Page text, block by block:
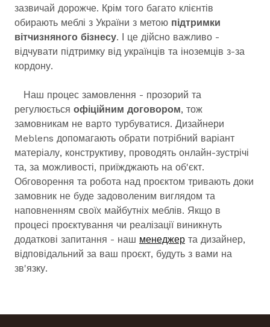
зазвичай дорожче. Крім того багато клієнтів
обирають меблі з України з метою підтримки
вітчизняного бізнесу. І це дійсно важливо -
відчувати підтримку від українців та іноземців з-за
кордону.
Наш процес замовлення - прозорий та
регулюється офіційним договором, тож
замовникам не варто турбуватися. Дизайнери
Meblens допомагають обрати потрібний варіант
матеріалу, конструктиву, проводять онлайн-зустрічі
та, за можливості, приїжджають на об'єкт.
Обговорення та робота над проєктом тривають доки
замовник не буде задоволеним виглядом та
наповненням своїх майбутніх меблів. Якщо в
процесі проєктування чи реалізації виникнуть
додаткові запитання - наш менеджер та дизайнер,
відповідальний за ваш проєкт, будуть з вами на
зв'язку.